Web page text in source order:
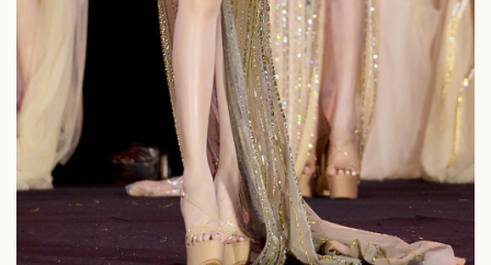
Thế giới
Cuộc sống đó đây
Multimedia
Video
Ảnh